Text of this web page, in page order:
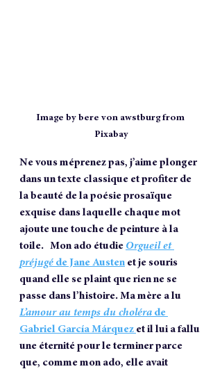
Image by bere von awstburg from
Pixabay
Ne vous méprenez pas, j’aime plonger
dans un texte classique et profiter de
la beauté de la poésie prosaïque
exquise dans laquelle chaque mot
ajoute une touche de peinture à la
toile.   Mon ado étudie Orgueil et
préjugé de Jane Austen et je souris
quand elle se plaint que rien ne se
passe dans l’histoire. Ma mère a lu
L’amour au temps du choléra de
Gabriel García Márquez et il lui a fallu
une éternité pour le terminer parce
que, comme mon ado, elle avait